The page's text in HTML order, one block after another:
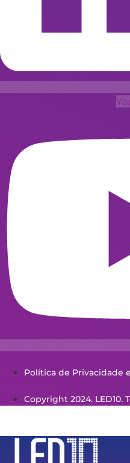
Política de Privacidade
Copyright 2024. LED10.